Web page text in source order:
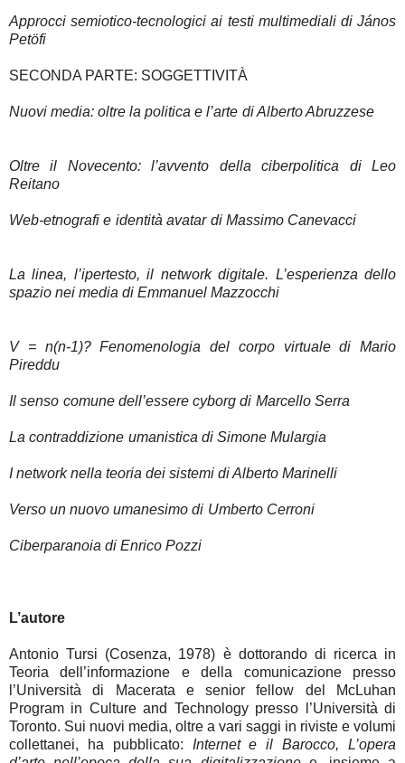
Approcci semiotico-tecnologici ai testi multimedialidi János
Petöfi
SECONDA PARTE: SOGGETTIVITÀ
Nuovi media: oltre la politica e l’arte di Alberto Abruzzese
Oltre il Novecento: l’avvento della ciberpolitica di Leo
Reitano
Web-etnografi e identità avatardi Massimo Canevacci
La linea, l’ipertesto, il network digitale. L’esperienza dello
spazio nei media di Emmanuel Mazzocchi
V = n(n-1)?Fenomenologia del corpo virtualedi Mario
Pireddu
Il senso comune dell’essere cyborg di Marcello Serra
La contraddizione umanistica di Simone Mulargia
I network nella teoria dei sistemi di Alberto Marinelli
Verso un nuovo umanesimo di Umberto Cerroni
Ciberparanoia di Enrico Pozzi
L’autore
Antonio Tursi (Cosenza, 1978) è dottorando di ricerca in
Teoria dell’informazione e della comunicazione presso
l’Università di Macerata e senior fellow del McLuhan
Program in Culture and Technology presso l’Università di
Toronto. Sui nuovi media, oltre a vari saggi in riviste e volumi
collettanei, ha pubblicato: Internet e il Barocco, L’opera